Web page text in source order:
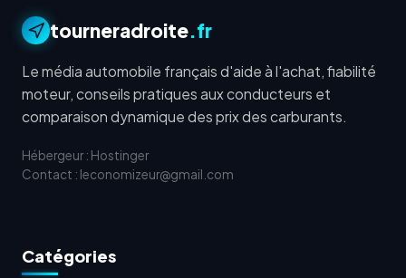
tourneradroite.fr
Le média automobile français d'aide à l'achat, fiabilité
moteur, conseils pratiques aux conducteurs et
comparaison dynamique des prix des carburants.
Hébergeur : Hostinger
Contact : leconomizeur@gmail.com
Catégories